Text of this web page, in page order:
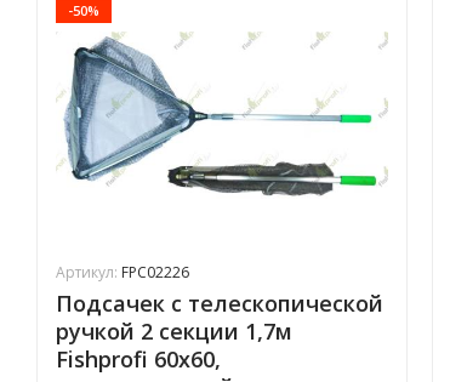
-50%
Артикул: FPC02226
Подсачек с телескопической
ручкой 2 секции 1,7м
Fishprofi 60х60,